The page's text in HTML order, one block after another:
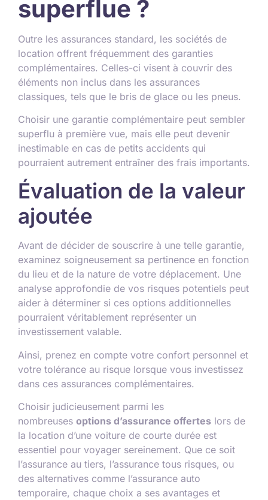
superflue ?
Outre les assurances standard, les sociétés de
location offrent fréquemment des garanties
complémentaires. Celles-ci visent à couvrir des
éléments non inclus dans les assurances
classiques, tels que le bris de glace ou les pneus.
Choisir une garantie complémentaire peut sembler
superflu à première vue, mais elle peut devenir
inestimable en cas de petits accidents qui
pourraient autrement entraîner des frais importants.
Évaluation de la valeur
ajoutée
Avant de décider de souscrire à une telle garantie,
examinez soigneusement sa pertinence en fonction
du lieu et de la nature de votre déplacement. Une
analyse approfondie de vos risques potentiels peut
aider à déterminer si ces options additionnelles
pourraient véritablement représenter un
investissement valable.
Ainsi, prenez en compte votre confort personnel et
votre tolérance au risque lorsque vous investissez
dans ces assurances complémentaires.
Choisir judicieusement parmi les
nombreuses options d’assurance offertes lors de
la location d’une voiture de courte durée est
essentiel pour voyager sereinement. Que ce soit
l’assurance au tiers, l’assurance tous risques, ou
des alternatives comme l’assurance auto
temporaire, chaque choix a ses avantages et